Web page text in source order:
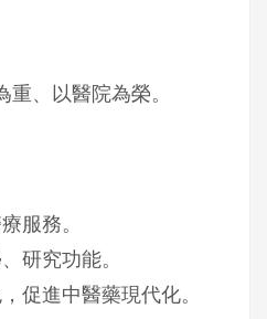
重、以醫院為榮。
服務。
研究功能。
促進中醫藥現代化。